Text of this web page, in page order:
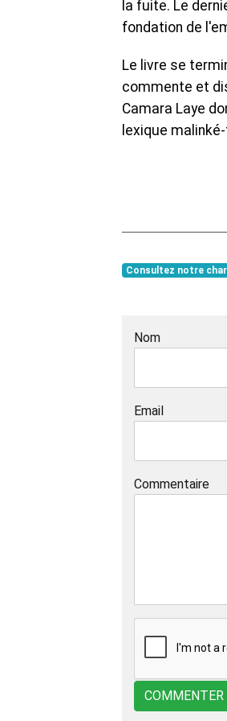
la fuite. Le
fondation de
Le livre se
commente et
Camara Laye
lexique
Consultez notre
Nom
Email
Commentaire
COMMENTER